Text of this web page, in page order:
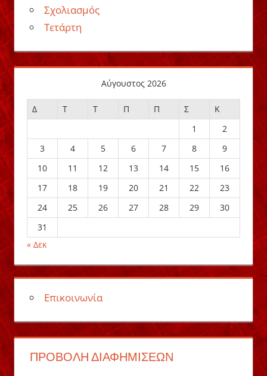
Σχολιασμός
Τετάρτη
Αύγουστος 2026
Δ Τ Τ Π Π Σ
Κ
1
2
3
4 5 6 7 8
9
10
11 12 13 14 15
16
17
18 19 20 21 22
23
24
25 26 27 28 29
30
31
« Δεκ
Επικοινωνία
ΠΡΟΒΟΛΉ ΔΙΑΦΗΜΊΣΕΩΝ